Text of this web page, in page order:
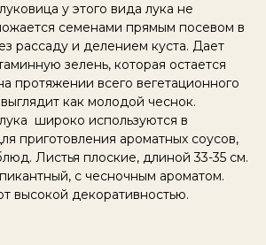
у этого вида лука не
семенами прямым посевом в
рассаду и делением куста. Дает
зелень, которая остается
протяжении всего вегетационного
как молодой чеснок.
широко используются в
приготовления ароматных соусов,
Листья плоские, длиной 33-35 см.
с чесночным ароматом.
высокой декоративностью.